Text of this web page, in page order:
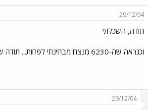
29/12/04
תודה, השכלתי
וכנראה שה-6230 מנצח מבחינתי לפחות... תודה שוב
29/12/04